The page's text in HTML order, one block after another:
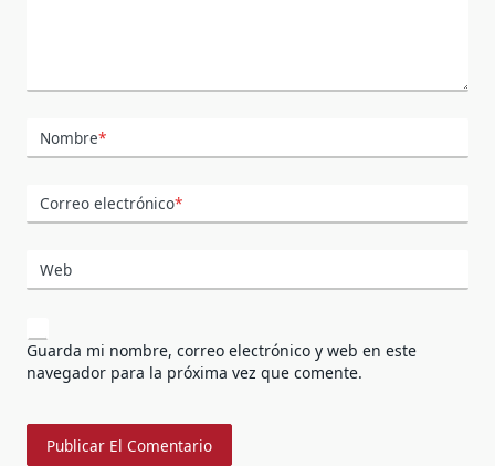
Nombre*
Correo electrónico*
Web
Guarda mi nombre, correo electrónico y web en este
navegador para la próxima vez que comente.